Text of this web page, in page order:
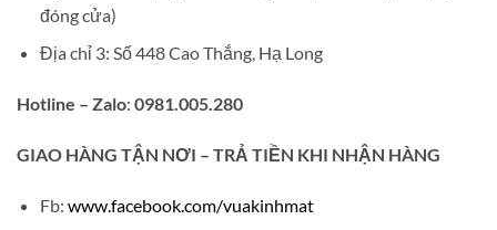
đóng cửa)
Địa chỉ 3: Số 448 Cao Thắng, Hạ Long
Hotline – Zalo: 0981.005.280
GIAO HÀNG TẬN NƠI – TRẢ TIỀN KHI NHẬN HÀNG
Fb: www.facebook.com/vuakinhmat